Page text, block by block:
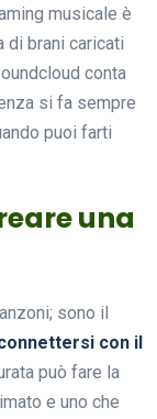
musicale è
di brani caricati
conta
si fa sempre
puoi farti
una
sono il
con il
può fare la
e uno che